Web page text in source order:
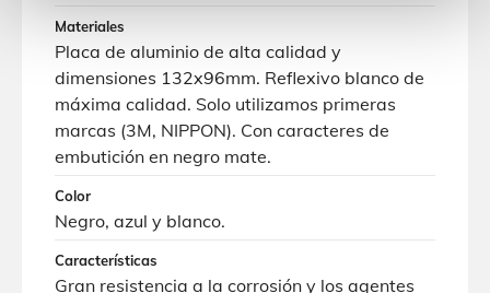
Materiales
Placa de aluminio de alta calidad y
dimensiones 132x96mm. Reflexivo blanco de
máxima calidad. Solo utilizamos primeras
marcas (3M, NIPPON). Con caracteres de
embutición en negro mate.
Color
Negro, azul y blanco.
Características
Gran resistencia a la corrosión y los agentes